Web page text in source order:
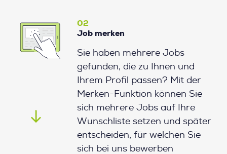
02
Job merken
Sie haben mehrere Jobs
gefunden, die zu Ihnen und
Ihrem Profil passen? Mit der
Merken-Funktion können Sie
sich mehrere Jobs auf Ihre
Wunschliste setzen und später
entscheiden, für welchen Sie
sich bei uns bewerben